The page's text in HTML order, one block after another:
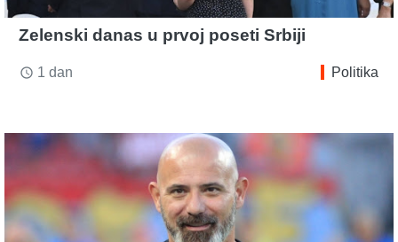
Zelenski danas u prvoj poseti Srbiji
access_time 1 dan Politika